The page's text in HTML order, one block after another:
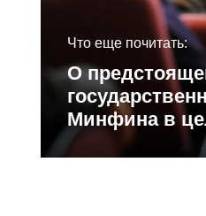
Что еще почитать:
О
Минфина в